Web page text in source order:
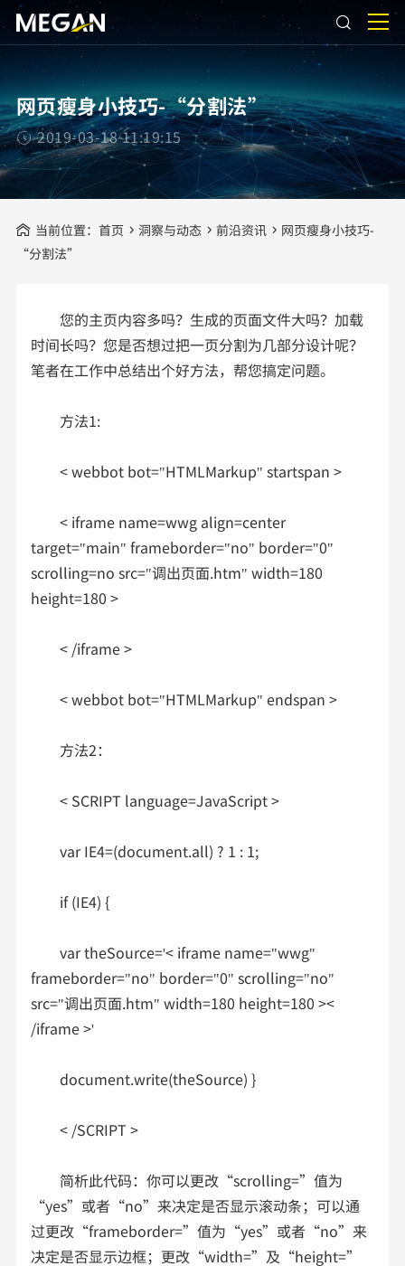
网页瘦身小技巧-“分割法”
2019-03-18 11:19:15
当前位置： 首页 洞察与动态 前沿资讯
网页瘦身小技巧-
“分割法”
您的主页内容多吗？生成的页面文件大吗？加载
时间长吗？您是否想过把一页分割为几部分设计呢？
笔者在工作中总结出个好方法，帮您搞定问题。
方法1:
< webbot bot="HTMLMarkup" startspan >
< iframe name=wwg align=center
target="main" frameborder="no" border="0"
scrolling=no src="调出页面.htm" width=180
height=180 >
< /iframe >
< webbot bot="HTMLMarkup" endspan >
方法2：
< SCRIPT language=JavaScript >
var IE4=(document.all) ? 1 : 1;
if (IE4) {
var theSource='< iframe name="wwg"
frameborder="no" border="0" scrolling="no"
src="调出页面.htm" width=180 height=180 ><
/iframe >'
document.write(theSource) }
< /SCRIPT >
简析此代码：你可以更改“scrolling=”值为
“yes”或者“no”来决定是否显示滚动条；可以通
过更改“frameborder=”值为“yes”或者“no”来
决定是否显示边框；更改“width=”及“height=”